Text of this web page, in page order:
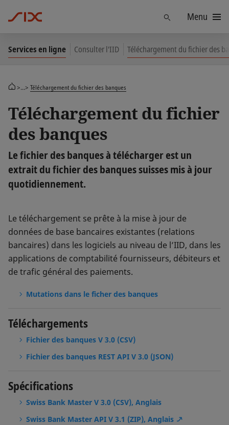
TrouverMenu
Services en ligne Consulter l'IID Téléchargement du fichier des
>...> Téléchargement du fichier des banques
Téléchargement du fichier
des banques
Le fichier des banques à télécharger est un
extrait du fichier des banques suisses mis à jour
quotidiennement.
Le téléchargement se prête à la mise à jour de
données de base bancaires existantes (relations
bancaires) dans les logiciels au niveau de l’IID, dans les
applications de comptabilité fournisseurs, débiteurs et
de trafic général des paiements.
Mutations dans le ficher des banques
Téléchargements
Fichier des banques V 3.0 (CSV)
Fichier des banques REST API V 3.0 (JSON)
Spécifications
Swiss Bank Master V 3.0 (CSV), Anglais
Swiss Bank Master API V 3.1 (ZIP), Anglais